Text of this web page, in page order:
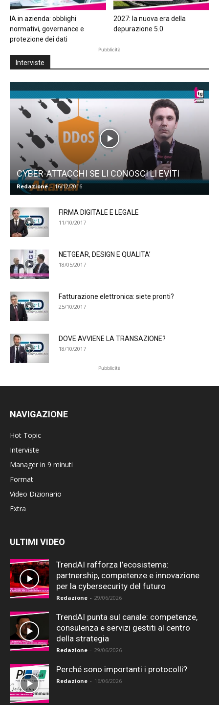
IA in azienda: obblighi
normativi, governance e
protezione dei dati
2027: la nuova era della
depurazione 5.0
Pubblicità
Interviste
CYBER-ATTACCHI SE LI CONOSCI LI EVITI
Redazione - 16/12/2016
FIRMA DIGITALE E LEGALE
11/10/2017
NETGEAR, DESIGN E QUALITA’
18/05/2017
Fatturazione elettronica: siete pronti?
25/10/2017
DOVE AVVIENE LA TRANSAZIONE?
18/10/2017
Pubblicità
NAVIGAZIONE
Hot Topic
Interviste
Manager in 9 minuti
Format
Video Dizionario
Extra
ULTIMI VIDEO
TrendAI rafforza l’ecosistema:
partnership, competenze e innovazione
per la cybersecurity del futuro
Redazione - 29/06/2026
TrendAI punta sul canale: competenze,
consulenza e servizi gestiti al centro
della strategia
Redazione - 29/06/2026
Perché sono importanti i protocolli?
Redazione - 16/06/2026